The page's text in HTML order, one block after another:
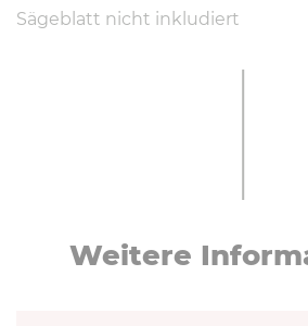
Sägeblatt nicht inkludiert
Weitere